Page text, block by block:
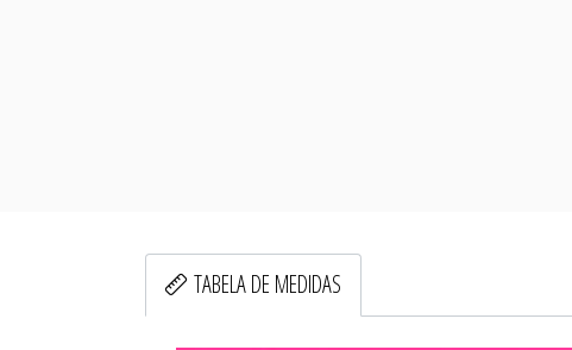
TABELA DE MEDIDAS